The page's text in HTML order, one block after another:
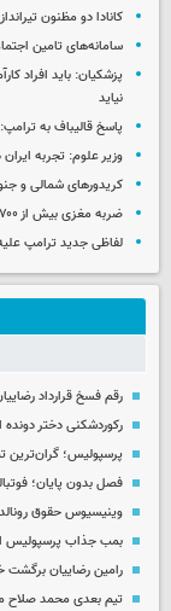
کانادا دو مظنون
سامانه‌های تامین
پزشکیان: باید افراد
نیاید
پاسخ قالیباف به
وزیر علوم: تجربه
کریدورهای شمالی و
ضربه مغزی بیش از ۷۰۰ نظامی آمریکایی در حملات ایران
لفاظی جدید ترامپ
رقم فسخ قرارداد رضاییان با
رکوردشکنی دختر دونده
پرسپولیس؛
فصل بدون پایان؛
وینیسیوس حقوق
بمب جذاب پرسپولیس
رامین رضاییان برگشت
تیم بعدی محمد